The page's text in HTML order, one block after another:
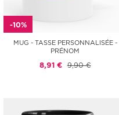
-10%
MUG - TASSE PERSONNALISÉE -
PRÉNOM
8,91 € 9,90 €